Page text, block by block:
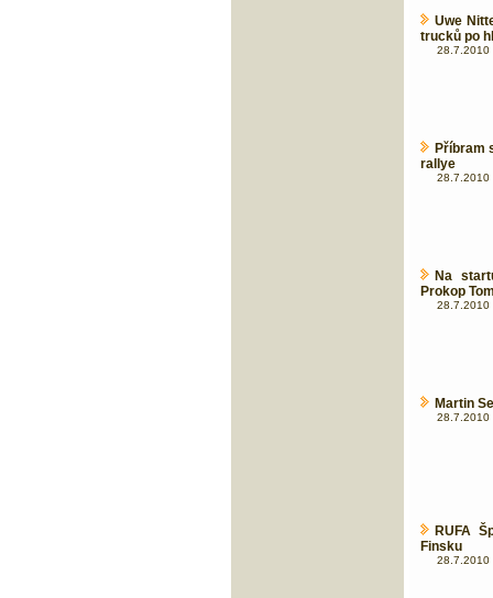
Uwe
trucků po
28.7.2010
Příbram
rallye
28.7.2010
Na
Prokop
28.7.2010
Martin
28.7.2010
RUFA
Finsku
28.7.2010